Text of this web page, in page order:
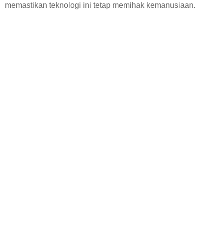
memastikan teknologi ini tetap memihak kemanusiaan.